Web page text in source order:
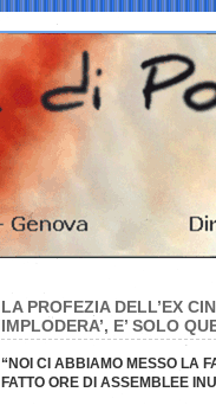
LA PROFEZIA DELL’EX
IMPLODERA’, E’ SOLO
“NOI CI ABBIAMO MESSO LA
FATTO ORE DI ASSEMBLEE